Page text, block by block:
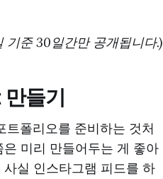
준 30일간만 공개됩니다.)
들기
폴리오를 준비하는 것처
미리 만들어두는 게 좋아
실 인스타그램 피드를 하